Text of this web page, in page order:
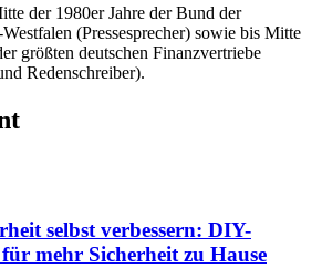
der 1980er Jahre der Bund der
(Pressesprecher) sowie bis Mitte
größten deutschen Finanzvertriebe
Redenschreiber).
selbst verbessern: DIY-
mehr Sicherheit zu Hause